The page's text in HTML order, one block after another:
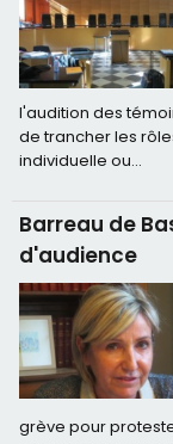
l'audition des
de trancher les
individuelle ou...
Barreau de
d'audience
grève pour